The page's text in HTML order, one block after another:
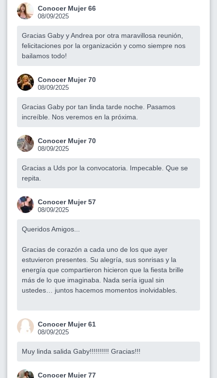
Conocer Mujer 66
08/09/2025
Gracias Gaby y Andrea por otra maravillosa reunión,
felicitaciones por la organización y como siempre nos
bailamos todo!
Conocer Mujer 70
08/09/2025
Gracias Gaby por tan linda tarde noche. Pasamos
increíble. Nos veremos en la próxima.
Conocer Mujer 70
08/09/2025
Gracias a Uds por la convocatoria. Impecable. Que se
repita.
Conocer Mujer 57
08/09/2025
Queridos Amigos...
Gracias de corazón a cada uno de los que ayer
estuvieron presentes. Su alegría, sus sonrisas y la
energía que compartieron hicieron que la fiesta brille
más de lo que imaginaba. Nada sería igual sin
ustedes… juntos hacemos momentos inolvidables.
Conocer Mujer 61
08/09/2025
Muy linda salida Gaby!!!!!!!!!! Gracias!!!
Conocer Mujer 77